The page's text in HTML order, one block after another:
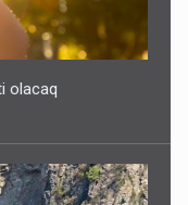
olacaq